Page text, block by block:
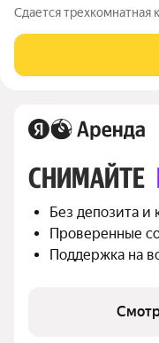
Сдается трехкомнатная
расположение комнат,
окрашены в светлые
СНИМАЙТЕ
Без депозита и
Проверенные
Поддержка на